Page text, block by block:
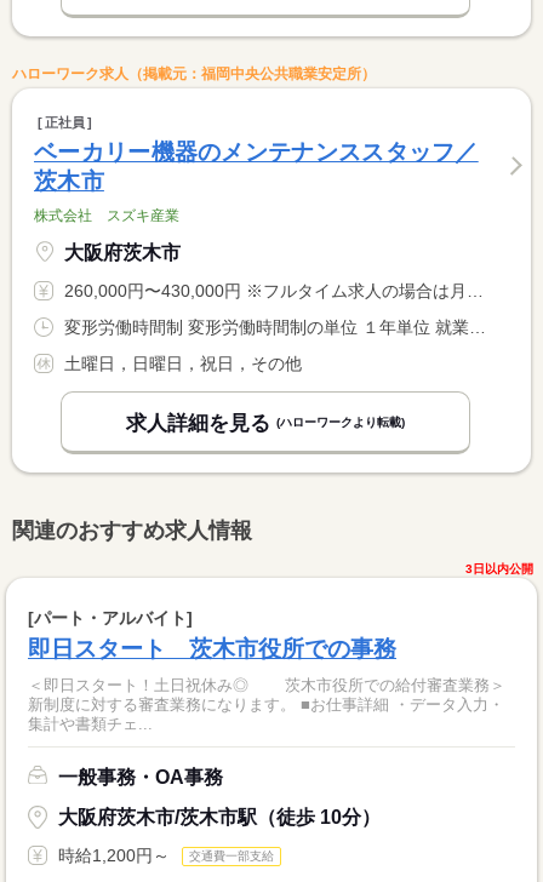
ハローワーク求人（掲載元：福岡中央公共職業安定所）
正社員
ベーカリー機器のメンテナンススタッフ／
茨木市
株式会社 スズキ産業
大阪府茨木市
260,000円〜430,000円 ※フルタイム求人の場合は月額（換算額）、パート求人の場合は時間額を表示しています。
土曜日，日曜日，祝日，その他
求人詳細を見る (ハローワークより転載)
関連のおすすめ求人情報
3日以内公開
[パート・アルバイト]
即日スタート 茨木市役所での事務
＜即日スタート！土日祝休み◎ 茨木市役所での給付審査業務＞
新制度に対する審査業務になります。 ■お仕事詳細 ・データ入力・
集計や書類チェ...
一般事務・OA事務
大阪府茨木市/茨木市駅（徒歩 10分）
時給1,200円～ 交通費一部支給